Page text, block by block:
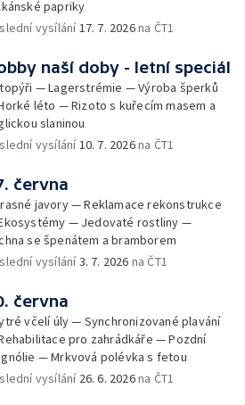
papriky
vysílání 17. 7. 2026na ČT1
naší doby - letní speciál
— Lagerstrémie — Výroba šperků
léto — Rizoto s kuřecím masem a
slaninou
vysílání 10. 7. 2026na ČT1
června
javory — Reklamace rekonstrukce
— Jedovaté rostliny —
se špenátem a bramborem
vysílání3. 7. 2026 na ČT1
června
včelí úly — Synchronizované plavání
pro zahrádkáře — Pozdní
— Mrkvová polévka s fetou
vysílání 26. 6. 2026na ČT1